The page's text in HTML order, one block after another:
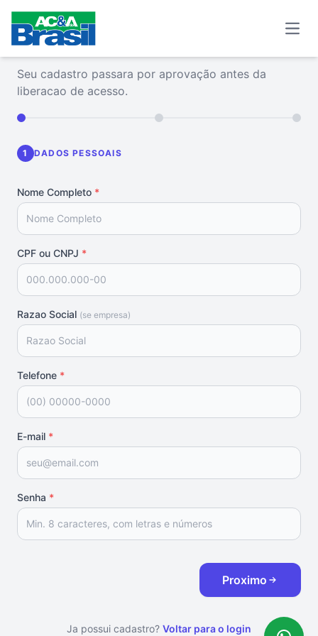
Cadastro de Cliente
Seu cadastro passara por aprovação antes da
liberacao de acesso.
1 DADOS PESSOAIS
Nome Completo *
CPF ou CNPJ *
Razao Social (se empresa)
Telefone *
E-mail *
Senha *
Proximo
Ja possui cadastro? Voltar para o login